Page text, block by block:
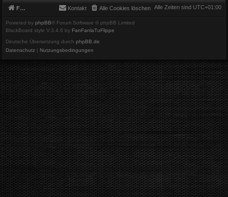
Foren-Übersicht Alle Zeiten sind UTC+01:00
Alle Cookies löschen
Kontakt
Powered by phpBB® Forum Software © phpBB Limited
BlackBoard style V.3.4.6 by FanFanlaTuFlippe
Deutsche Übersetzung durch phpBB.de
Datenschutz | Nutzungsbedingungen